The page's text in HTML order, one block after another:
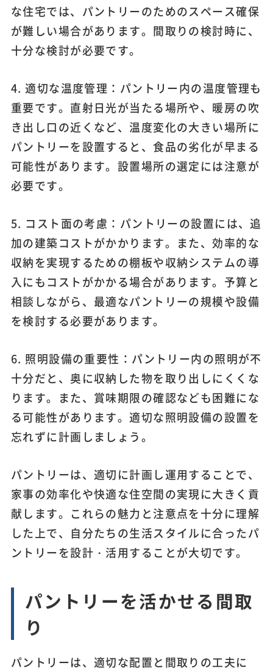
な住宅では、パントリーのためのスペース確保
が難しい場合があります。間取りの検討時に、
十分な検討が必要です。
4. 適切な温度管理：パントリー内の温度管理も
重要です。直射日光が当たる場所や、暖房の吹
き出し口の近くなど、温度変化の大きい場所に
パントリーを設置すると、食品の劣化が早まる
可能性があります。設置場所の選定には注意が
必要です。
5. コスト面の考慮：パントリーの設置には、追
加の建築コストがかかります。また、効率的な
収納を実現するための棚板や収納システムの導
入にもコストがかかる場合があります。予算と
相談しながら、最適なパントリーの規模や設備
を検討する必要があります。
6. 照明設備の重要性：パントリー内の照明が不
十分だと、奥に収納した物を取り出しにくくな
ります。また、賞味期限の確認なども困難にな
る可能性があります。適切な照明設備の設置を
忘れずに計画しましょう。
パントリーは、適切に計画し運用することで、
家事の効率化や快適な住空間の実現に大きく貢
献します。これらの魅力と注意点を十分に理解
した上で、自分たちの生活スタイルに合ったパ
ントリーを設計・活用することが大切です。
パントリーを活かせる間取
り
パントリーは、適切な配置と間取りの工夫に